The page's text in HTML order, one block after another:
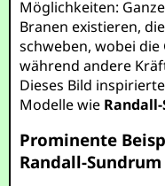
Möglichkeiten:
Branen existieren,
schweben, wobei die
während andere
Dieses Bild
Modelle wie
Prominente
Randall-Sundrum